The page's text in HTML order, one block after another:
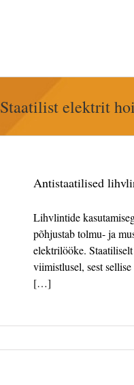
Staatilist elektrit
Antistaatilised
Lihvlintide
põhjustab tolmu- ja
elektrilööke.
viimistlusel, sest
[…]